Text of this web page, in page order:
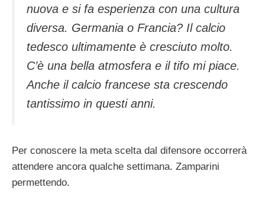
nuova e si fa esperienza con una cultura
diversa. Germania o Francia? Il calcio
tedesco ultimamente è cresciuto molto.
C’è una bella atmosfera e il tifo mi piace.
Anche il calcio francese sta crescendo
tantissimo in questi anni.
Per conoscere la meta scelta dal difensore occorrerà
attendere ancora qualche settimana. Zamparini
permettendo.